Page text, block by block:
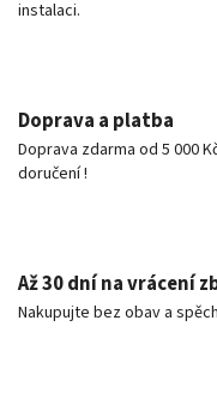
instalaci.
Doprava a platba
Doprava zdarma od 5 000
doručení !
Až 30 dní na vrácení
Nakupujte bez obav a